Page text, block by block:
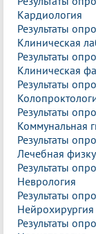
Кардиология
Результаты
Клиническая
Результаты
Клиническая
Результаты
Результаты
Коммунальная
Результаты
Лечебная
Результаты
Неврология
Результаты
Нейрохирургия
Результаты